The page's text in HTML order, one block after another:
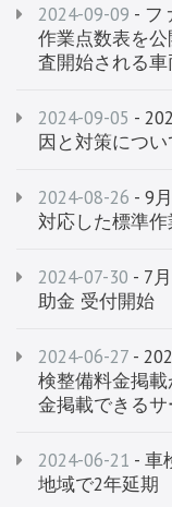
2024-06-21 - 車
地域で2年延期
2024-06-27 -
検整備料金掲載
金掲載できるサ
2024-07-30 - 7
助金 受付開始
2024-08-26 - 9
対応した標準作
2024-09-05 -
因と対策につい
2024-09-09 - フ
作業点数表を公
査開始される